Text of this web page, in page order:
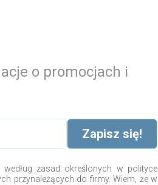
o promocjach i
zasad określonych w polityce
przynależących do firmy. Wiem, że w